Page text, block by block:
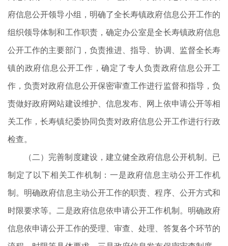
府信息公开领导小组，明确了全长寿镇政府信息公开工作的
组织领导体制和工作职责，确定办公室是全长寿镇政府信息
公开工作的主要部门，负责推进、指导、协调、监督全长寿
镇的政府信息公开工作，确定了专人负责政府信息公开工
作，负责对政府信息公开保密审查工作进行监督和指导，负
责做好政府网站建设维护、信息发布、网上依申请公开等相
关工作，长寿镇纪委协同负责对政府信息公开工作进行行政
检查。
（二）完善制度建设，建立健全政府信息公开机制。已
制定了以下相关工作机制：一是政府信息主动公开工作机
制。明确政府信息主动公开工作的职责、程序、公开方式和
时限要求等。二是政府信息依申请公开工作机制。明确政府
信息依申请公开工作的受理、审查、处理、答复各个环节的